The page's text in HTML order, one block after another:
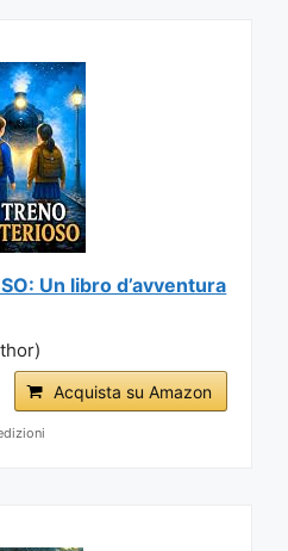
Un libro d’avventura
Acquista su Amazon